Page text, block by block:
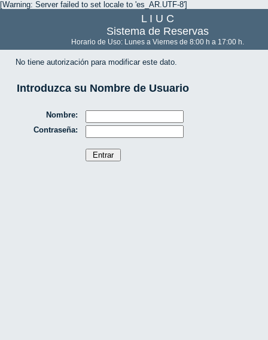
[Warning: Server failed to set locale to 'es_AR.UTF-8']
L I U C
Sistema de Reservas
Horario de Uso: Lunes a Viernes de 8:00 h a 17:00 h.
No tiene autorización para modificar este dato.
Introduzca su Nombre de Usuario
Nombre:
Contraseña: